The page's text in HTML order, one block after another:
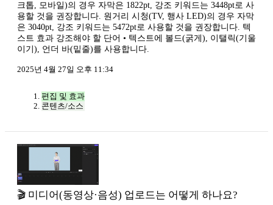
크톱, 모바일)의 경우 자막은 1822pt, 강조 키워드는 3448pt로 사
용할 것을 권장합니다. 원거리 시청(TV, 행사 LED)의 경우 자막
은 3040pt, 강조 키워드는 5472pt로 사용할 것을 권장합니다. 텍
스트 효과 강조해야 할 단어 • 텍스트에 볼드(굵게), 이탤릭(기울
이기), 언더 바(밑줄)를 사용합니다.
2025년 4월 27일 오후 11:34
편집 및 효과
콘텐츠/소스
🎬 미디어(동영상·음성) 업로드는 어떻게 하나요?